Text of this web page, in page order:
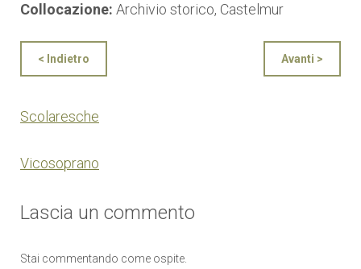
Collocazione: Archivio storico, Castelmur
< Indietro Avanti >
Scolaresche
Vicosoprano
Lascia un commento
Stai commentando come ospite.